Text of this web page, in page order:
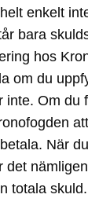
enkelt
bara
hos
om du
inte. Om du
När
det
totala